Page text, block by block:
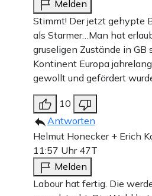
Melden
Stimmt! Der jetzt gehypte
als Starmer…Man hat
gruseligen Zustände in GB
Kontinent Europa
gewollt und gefördert
10
Antworten
Helmut Honecker + Erich
11:57 Uhr 47T
Melden
Labour hat fertig. Die